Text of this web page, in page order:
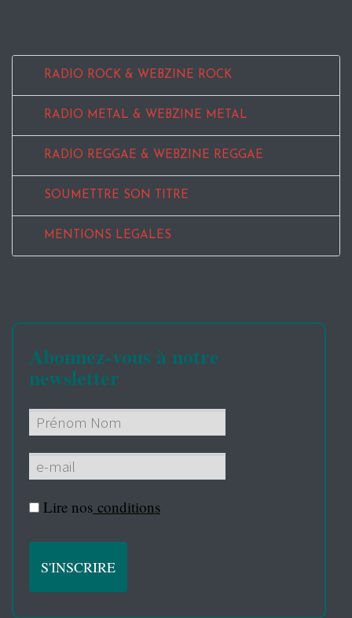
RADIO ROCK & WEBZINE ROCK
RADIO METAL & WEBZINE METAL
RADIO REGGAE & WEBZINE REGGAE
SOUMETTRE SON TITRE
MENTIONS LEGALES
Abonnez-vous à notre
newsletter
Lire nos conditions